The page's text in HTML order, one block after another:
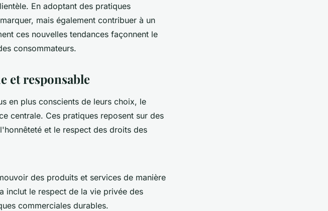
En adoptant des pratiques
mais également contribuer à un
ces nouvelles tendances façonnent le
consommateurs.
et responsable
en plus conscients de leurs choix, le
centrale. Ces pratiques reposent sur des
et le respect des droits des
des produits et services de manière
inclut le respect de la vie privée des
commerciales durables.